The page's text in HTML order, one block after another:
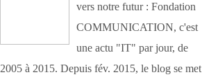
vers notre futur : Fondation
COMMUNICATION, c'est
une actu "IT" par jour, de
2005 à 2015. Depuis fév. 2015, le blog se met